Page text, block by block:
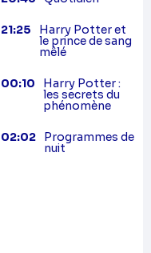
21:25 Harry Potter et
le prince de sang
mêlé
00:10 Harry Potter :
les secrets du
phénomène
02:02 Programmes de
nuit